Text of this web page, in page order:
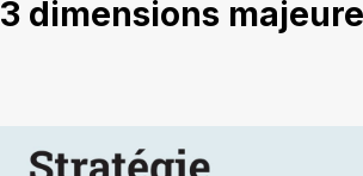
3 dimensions